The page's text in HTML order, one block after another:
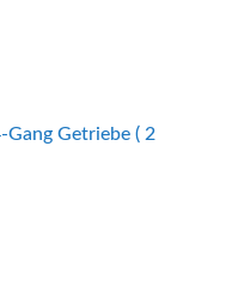
Gang Getriebe ( 2